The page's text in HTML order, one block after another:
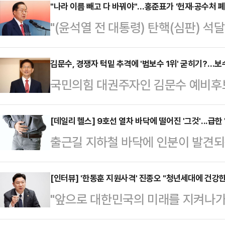
조기대선 역시 보수·진보 진영대
로 이재명 민주당 전 대표의 완승이
깔려있다는 해석이다.국민의힘을
운데, 한 대행은 '호남 출신' '트럼프
점에서 민주당이 내심 긴장하는 상
주당 원내…
"나라 이름 빼고 다 바꿔야"…홍준표가 '헌재·공수처
"(윤석열 전 대통령) 탄핵(심판) 석
했다".제21대 대통령 선거에 출마
홍준표 국민의힘 예비후보가 15일
중은 웃음으로 가득찼고, 홍 후보
에 대한 자신감 만큼은 진짜였다.
"만에 하나 있을지 모르는 탄핵 대
난주까지 준비를 마쳤다. 충분히 검
예…
김문수, 경쟁자 턱밑 추격에 '범보수 1위' 굳히기?…보
국민의힘 대권주자인 김문수 예비
를 이어가고 있다. 박정희 전 대통
화를 주장하는 등 보수적인 가치관
약속하며 청년 비중이 큰 중도층 마
지지율 1위를 유지했던 김 예비후
자리를 굳히기 위해 보수·중도 구
보는 15일 서울 마포구 박정희대통
겼다. 그는 "박 전 대통…
[데일리 헬스] 9호선 열차 바닥에 떨어진 '그것'...급한
출근길 지하철 바닥에 인분이 발견
싸지만 이처럼 당황스러운 시간과
급하게 변을 보고 싶을 때 참을 수
수 있다.15일 오전 서울 지하철 9
울시메트로 9호선에 따르면 이날
[인터뷰] '한동훈 지원사격' 진종오 "청년세대에 건강
"앞으로 대한민국의 미래를 지켜나
길잡이가 되고 싶습니다. 청년들에